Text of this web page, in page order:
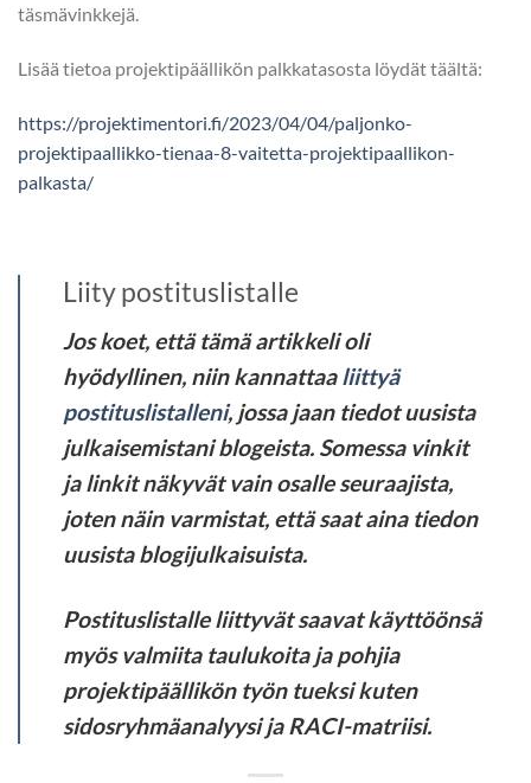
täsmävinkkejä.
Lisää tietoa projektipäällikön palkkatasosta löydät täältä:
https://projektimentori.fi/2023/04/04/paljonko-
projektipaallikko-tienaa-8-vaitetta-projektipaallikon-
palkasta/
Liity postituslistalle
Jos koet, että tämä artikkeli oli
hyödyllinen, niin kannattaa liittyä
postituslistalleni, jossa jaan tiedot uusista
julkaisemistani blogeista. Somessa vinkit
ja linkit näkyvät vain osalle seuraajista,
joten näin varmistat, että saat aina tiedon
uusista blogijulkaisuista.
Postituslistalle liittyvät saavat käyttöönsä
myös valmiita taulukoita ja pohjia
projektipäällikön työn tueksi kuten
sidosryhmäanalyysi ja RACI-matriisi.